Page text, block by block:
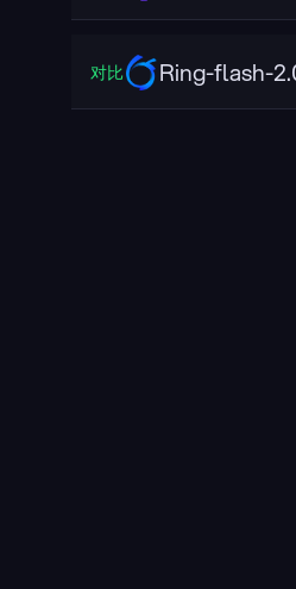
对比 Ring-flash-